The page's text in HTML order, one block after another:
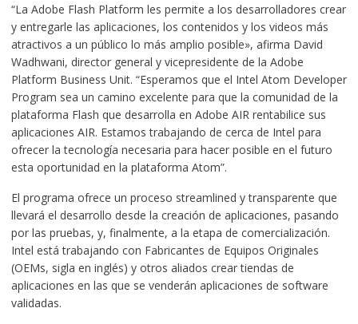
“La Adobe Flash Platform les permite a los desarrolladores crear
y entregarle las aplicaciones, los contenidos y los videos más
atractivos a un público lo más amplio posible», afirma David
Wadhwani, director general y vicepresidente de la Adobe
Platform Business Unit. “Esperamos que el Intel Atom Developer
Program sea un camino excelente para que la comunidad de la
plataforma Flash que desarrolla en Adobe AIR rentabilice sus
aplicaciones AIR. Estamos trabajando de cerca de Intel para
ofrecer la tecnología necesaria para hacer posible en el futuro
esta oportunidad en la plataforma Atom”.
El programa ofrece un proceso streamlined y transparente que
llevará el desarrollo desde la creación de aplicaciones, pasando
por las pruebas, y, finalmente, a la etapa de comercialización.
Intel está trabajando con Fabricantes de Equipos Originales
(OEMs, sigla en inglés) y otros aliados crear tiendas de
aplicaciones en las que se venderán aplicaciones de software
validadas.